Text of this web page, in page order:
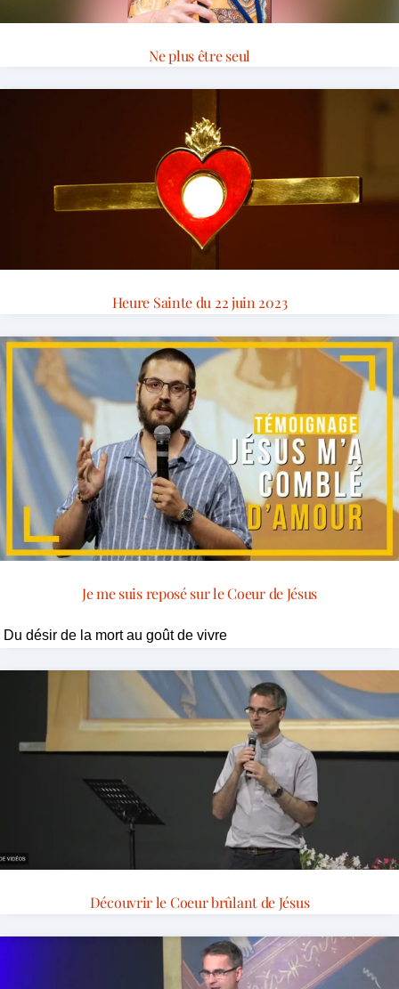
Ne plus être seul
Heure Sainte du 22 juin 2023
Je me suis reposé sur le Coeur de Jésus
Du désir de la mort au goût de vivre
Découvrir le Coeur brûlant de Jésus